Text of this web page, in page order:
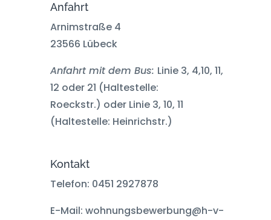
Anfahrt
Arnimstraße 4
23566 Lübeck
Anfahrt mit dem Bus: Linie 3, 4,10, 11,
12 oder 21 (Haltestelle:
Roeckstr.) oder Linie 3, 10, 11
(Haltestelle: Heinrichstr.)
Kontakt
Telefon: 0451 2927878
E-Mail: wohnungsbewerbung@h-v-